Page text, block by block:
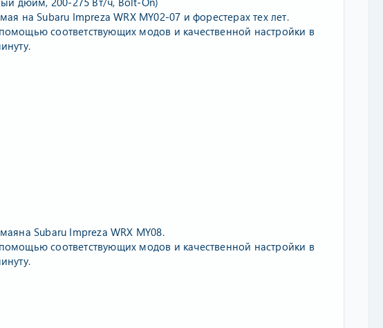
на Subaru Impreza WRX MY02-07 и форестерах тех лет.
соответствующих модов и качественной настройки в
Subaru Impreza WRX MY08.
соответствующих модов и качественной настройки в